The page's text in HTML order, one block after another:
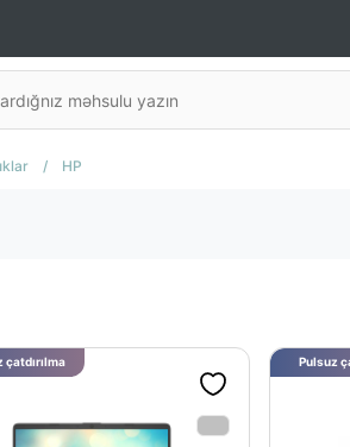
/ HP
çatdırılma Pulsuz